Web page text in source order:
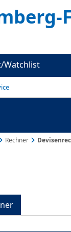
Watchlist
Rechner